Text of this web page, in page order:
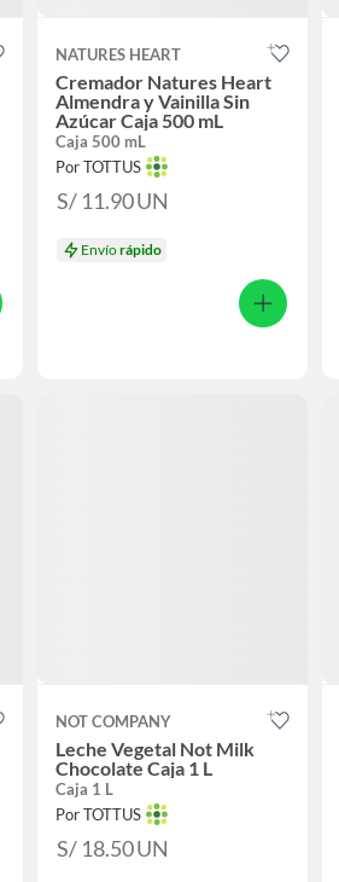
NATURES HEART
Cremador Natures Heart
Almendra y Vainilla Sin
Azúcar Caja 500 mL
Caja 500 mL
Por TOTTUS
S/ 11.90UN
Envíorápido
NOT COMPANY
Leche Vegetal Not Milk
Chocolate Caja 1 L
Caja 1 L
Por TOTTUS
S/ 18.50UN